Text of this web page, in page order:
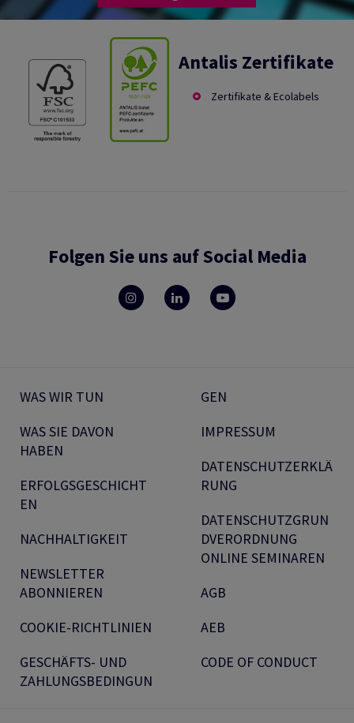
Antalis Zertifikate
Zertifikate & Ecolabels
Folgen Sie uns auf Social Media
WAS WIR TUN
WAS SIE DAVON
HABEN
ERFOLGSGESCHICHT
EN
NACHHALTIGKEIT
NEWSLETTER
ABONNIEREN
COOKIE-RICHTLINIEN
GESCHÄFTS- UND
ZAHLUNGSBEDINGUN
GEN
IMPRESSUM
DATENSCHUTZERKLÄ
RUNG
DATENSCHUTZGRUN
DVERORDNUNG
ONLINE SEMINAREN
AGB
AEB
CODE OF CONDUCT